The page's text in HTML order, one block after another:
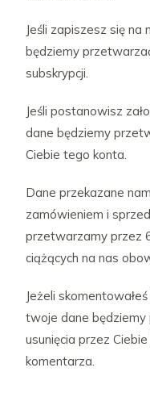
Jeśli zapiszesz się
będziemy
subskrypcji.
Jeśli postanowisz
dane będziemy
Ciebie tego konta.
Dane przekazane
zamówieniem i
przetwarzamy przez
ciążących na nas
Jeżeli
twoje dane
usunięcia przez
komentarza.